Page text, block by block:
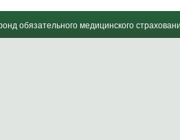
обязательного медицинского